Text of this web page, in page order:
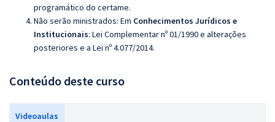
programático do certame.
Não serão ministrados: Em Conhecimentos Jurídicos e
Institucionais: Lei Complementar nº 01/1990 e alterações
posteriores e a Lei nº 4.077/2014.
Conteúdo deste curso
Videoaulas